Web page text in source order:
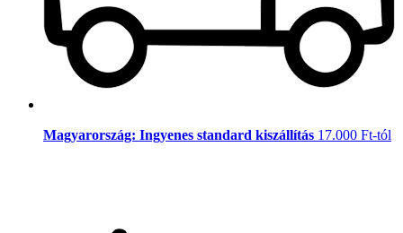
Magyarország: Ingyenes standard kiszállítás 17.000 Ft-tól